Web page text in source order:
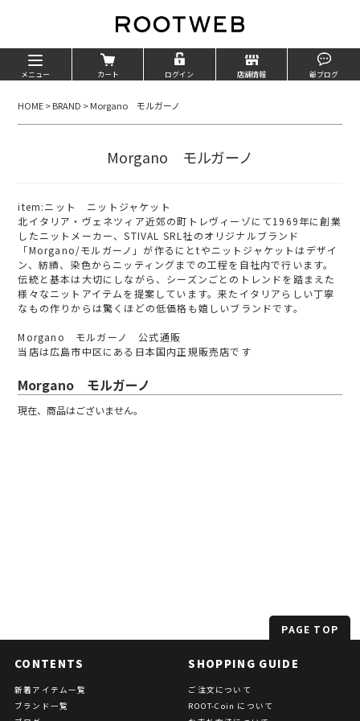
メニュー カート ログイン 店舗情報 爺ブログ
HOME>BRAND >Morgano モルガーノ
Morgano モルガーノ
item:ニット ニットジャケット
北イタリア・ヴェネツィア近郊の町トレヴィーゾにて1969年に創業
したニットメーカー、STIVAL SRL社のオリジナルブランド
「Morgano/モルガーノ」が作るにとtやニットジャケットはデザイ
ン、紡績、染色からニッティングまでの工程を自社内で行います。
伝統と基本は大切にしながら、シーズンごとのトレンドを踏まえた
様々なニットアイテムを提案しています。来たイタリアらしい丁寧
なもの作りからは驚くほどの低価格も嬉しいブランドです。
Morgano モルガーノ 公式通販
当店は広島市中区にある日本国内正規販売店です
Morgano モルガーノ
現在、商品はございません。
PAGE TOP
CONTENTS
新着アイテム一覧
ブランド一覧
SHOPPING GUIDE
ご注文について
ROOT-Coin について